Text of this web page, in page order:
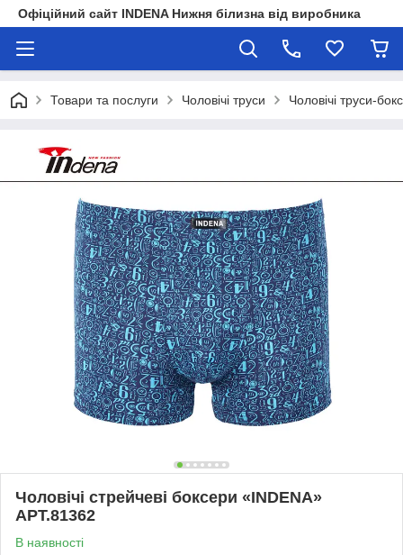
Офіційний сайт INDENA Нижня білизна від виробника
Товари та послуги Чоловічі труси Чоловічі труси-
Чоловічі стрейчеві боксери «INDENA»
АРТ.81362
В наявності